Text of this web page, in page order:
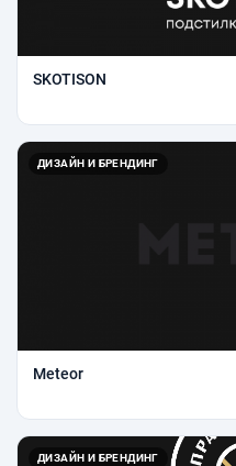
SKOTISON
ДИЗАЙН И БРЕНДИНГ
Meteor
ДИЗАЙН И БРЕНДИНГ